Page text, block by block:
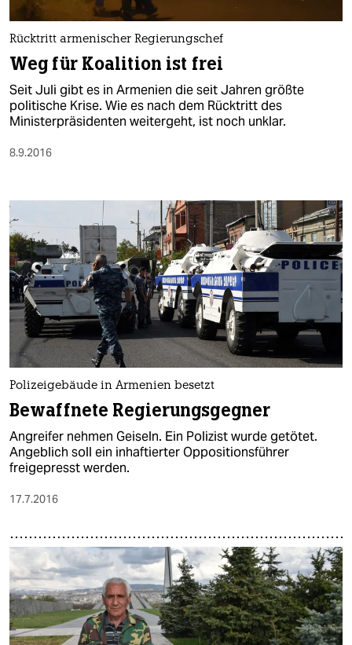
nord
wahrheit
verlag
shop
fragen & hilfe
unterstützen
abo
genossenschaft
epaper login
Rücktritt armenischer Regierungschef
Weg für Koalition ist frei
Seit Juli gibt es in Armenien die seit Jahren größte
politische Krise. Wie es nach dem Rücktritt des
Ministerpräsidenten weitergeht, ist noch unklar.
8.9.2016
Polizeigebäude in Armenien besetzt
Bewaffnete Regierungsgegner
Angreifer nehmen Geiseln. Ein Polizist wurde getötet.
Angeblich soll ein inhaftierter Oppositionsführer
freigepresst werden.
17.7.2016